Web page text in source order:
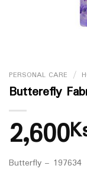
PERSONAL CARE /
Butterefly
2,600
Butterfly – 197634